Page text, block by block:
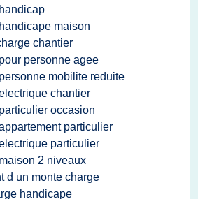
maison
chantier
personne agee
mobilite reduite
chantier
occasion
particulier
particulier
2 niveaux
d un monte charge
handicape